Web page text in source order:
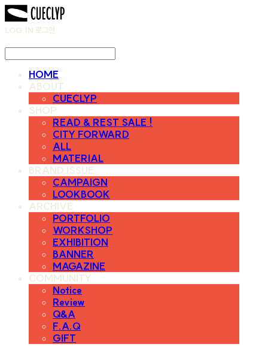
LOG IN 로그인
HOME
ABOUT
CUECLYP
SHOP
READ & REST SALE !
CITY FORWARD
ALL
MATERIAL
BRAND ISSUE
CAMPAIGN
LOOKBOOK
ARCHIVE
PORTFOLIO
WORKSHOP
EXHIBITION
BANNER
MAGAZINE
COMMUNITY
Notice
Review
Q&A
F.A.Q
GIFT